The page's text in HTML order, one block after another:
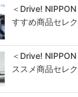
＜Drive!
すすめ商品セレ
＜Drive!
ススメ商品セレ